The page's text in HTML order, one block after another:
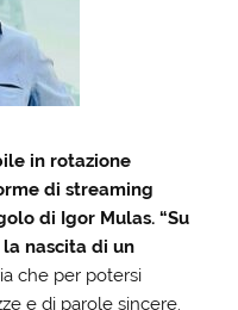
in rotazione
di streaming
di Igor Mulas.“Su
nascita di un
che per potersi
e di parole sincere.